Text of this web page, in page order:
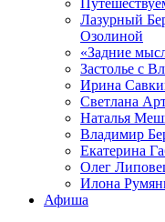
Лазурный
Озолиной
«Задние
Застолье с
Ирина
Светлана
Наталья
Владимир
Екатерина
Олег
Илона
Афиша